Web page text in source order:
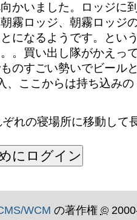
かいました。ロッジに
霧ロッジ、朝霧ロッジ
になるようです。とい
。買い出し隊がかえっ
のすごい勢いでビール
、ここからは持ち込み
れの寝場所に移動して
WCM の著作権 ©